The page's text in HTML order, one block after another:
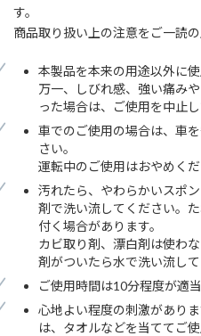
す。
商品取り扱い上の注意をご一読
本製品を本来の用途以外に
万一、しびれ感、強い痛み
った場合は、ご使用を中止し
車でのご使用の場合は、車
さい。
運転中のご使用はおやめくだ
汚れたら、やわらかいスポ
剤で洗い流してください。
付く場合があります。
カビ取り剤、漂白剤は使わ
剤がついたら水で洗い流して
ご使用時間は10分程度が適当
心地よい程度の刺激があり
は、タオルなどを当ててご使